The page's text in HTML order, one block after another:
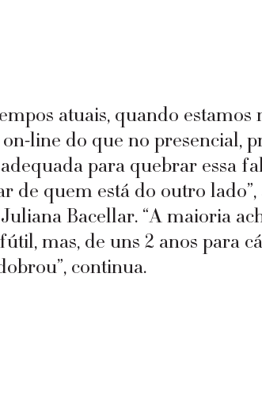
atuais, quando
line do que no presencial,
para quebrar essa
de quem está do outro
Bacellar. “A maioria
mas, de uns 2 anos para
continua.